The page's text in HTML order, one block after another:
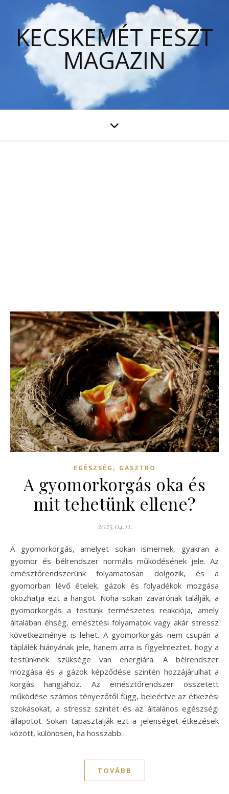
KECSKEMÉT FESZT
MAGAZIN
EGÉSZSÉG , GASZTRO
A gyomorkorgás oka és
mit tehetünk ellene?
2025.04.11.
A gyomorkorgás, amelyet sokan ismernek, gyakran a
gyomor és bélrendszer normális működésének jele. Az
emésztőrendszerünk folyamatosan dolgozik, és a
gyomorban lévő ételek, gázok és folyadékok mozgása
okozhatja ezt a hangot. Noha sokan zavarónak találják, a
gyomorkorgás a testünk természetes reakciója, amely
általában éhség, emésztési folyamatok vagy akár stressz
következménye is lehet. A gyomorkorgás nem csupán a
táplálék hiányának jele, hanem arra is figyelmeztet, hogy a
testünknek szüksége van energiára. A bélrendszer
mozgása és a gázok képződése szintén hozzájárulhat a
korgás hangjához. Az emésztőrendszer összetett
működése számos tényezőtől függ, beleértve az étkezési
szokásokat, a stressz szintet és az általános egészségi
állapotot. Sokan tapasztalják ezt a jelenséget étkezések
között, különösen, ha hosszabb…
TOVÁBB